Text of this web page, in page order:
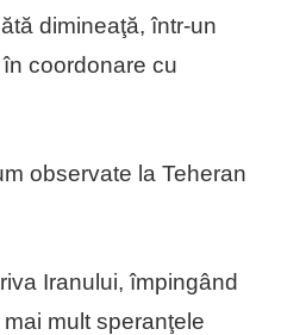
dimineaţă, într-un
coordonare cu
observate la Teheran
Iranului, împingând
mult speranţele